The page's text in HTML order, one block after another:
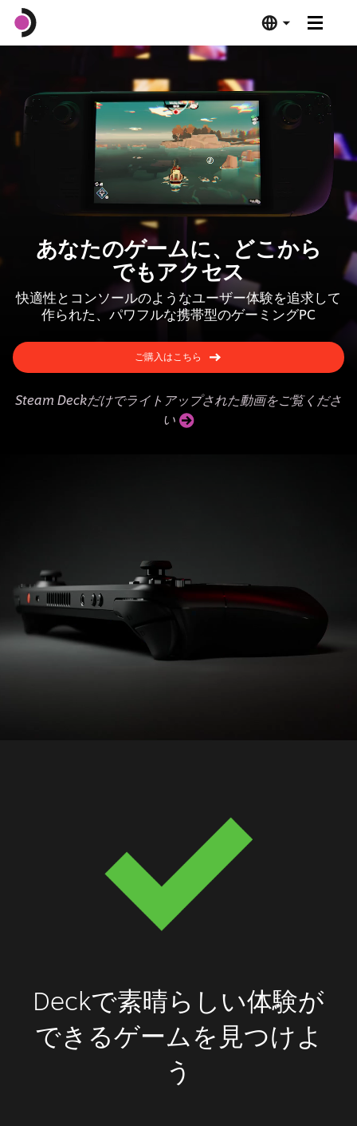
Steam Deck LCD
Deck Verified
技術仕様
今すぐ購入
あなたのゲームに、どこから
でもアクセス
快適性とコンソールのようなユーザー体験を追求して
作られた、パワフルな携帯型のゲーミングPC
ご購入はこちら
Steam Deckだけでライトアップされた動画をご覧くださ
い
Deckで素晴らしい体験が
できるゲームを見つけよ
う